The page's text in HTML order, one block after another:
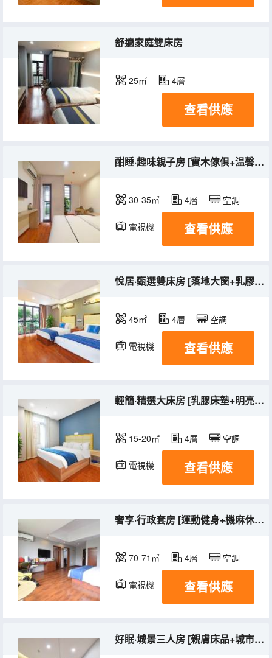
舒適家庭雙床房
25㎡ 4層
查看供應
酣睡·趣味親子房 [實木傢俱+温馨舒適+闔家賞渝]
30-35㎡ 4層 空調
電視機 查看供應
悅居·甄選雙床房 [落地大窗+乳膠床墊+安心舒睡]
45㎡ 4層 空調
電視機 查看供應
輕簡·精選大床房 [乳膠床墊+明亮大窗
15-20㎡ 4層 空調
電視機 查看供應
奢享·行政套房 [運動健身+機麻休閒+超大空間]
70-71㎡ 4層 空調
電視機 查看供應
好眠·城景三人房 [親膚床品+城市風景]